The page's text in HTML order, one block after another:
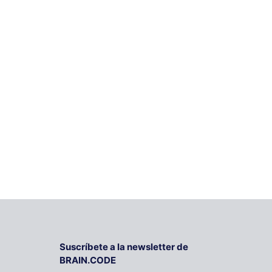
Suscríbete a la newsletter de
BRAIN.CODE